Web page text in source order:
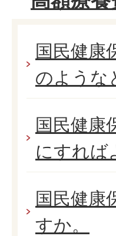
国民健康
のような
国民健康
にすれば
国民健康
すか。